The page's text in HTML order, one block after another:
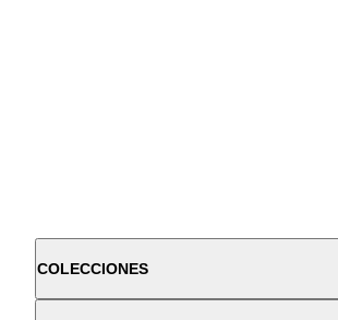
COLECCIONES